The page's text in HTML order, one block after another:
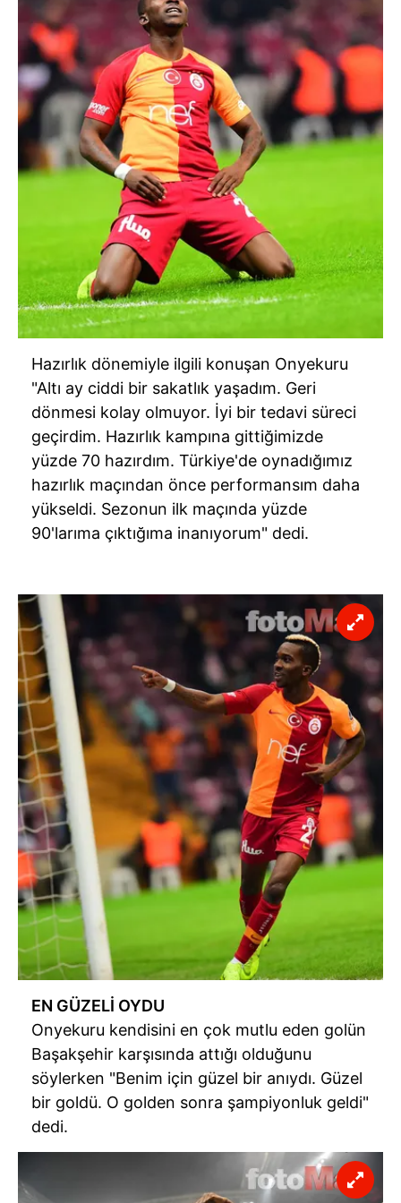
Hazırlık dönemiyle ilgili konuşan Onyekuru
"Altı ay ciddi bir sakatlık yaşadım. Geri
dönmesi kolay olmuyor. İyi bir tedavi süreci
geçirdim. Hazırlık kampına gittiğimizde
yüzde 70 hazırdım. Türkiye'de oynadığımız
hazırlık maçından önce performansım daha
yükseldi. Sezonun ilk maçında yüzde
90'larıma çıktığıma inanıyorum" dedi.
EN GÜZELİ OYDU
Onyekuru kendisini en çok mutlu eden golün
Başakşehir karşısında attığı olduğunu
söylerken "Benim için güzel bir anıydı. Güzel
bir goldü. O golden sonra şampiyonluk geldi"
dedi.